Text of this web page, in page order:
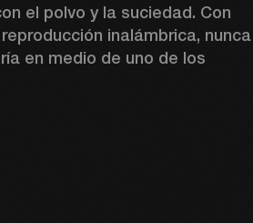
el polvo y la suciedad. Con
inalámbrica, nunca
en medio de uno de los